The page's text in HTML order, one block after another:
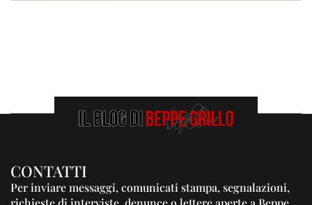
CONTATTI
Per inviare messaggi, comunicati stampa, segnalazioni,